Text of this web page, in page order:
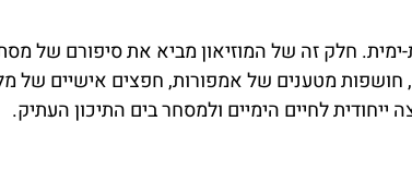
חלק זה של המוזיאון מביא את סיפורם של
חושפות מטענים של אמפורות, חפצים אישיים של
לחיים הימיים ולמסחר בים התיכון העתיק.